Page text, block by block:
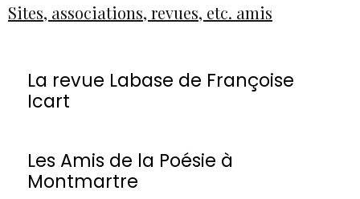
Sites, associations, revues, etc. amis
La revue Labase de Françoise
Icart
Les Amis de la Poésie à
Montmartre